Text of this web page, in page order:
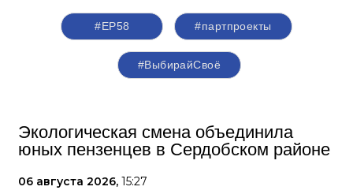
#ЕР58 #партпроекты
#ВыбирайСвоё
Экологическая смена объединила
юных пензенцев в Сердобском районе
06 августа 2026, 15:27